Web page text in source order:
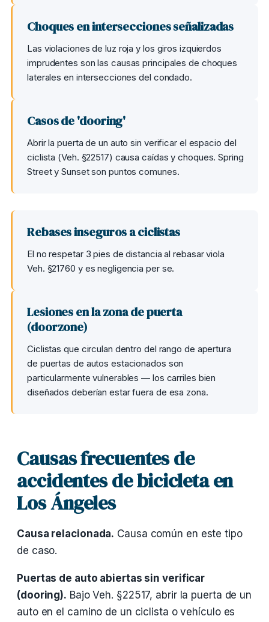
Choques en intersecciones señalizadas
Las violaciones de luz roja y los giros izquierdos
imprudentes son las causas principales de choques
laterales en intersecciones del condado.
Casos de 'dooring'
Abrir la puerta de un auto sin verificar el espacio del
ciclista (Veh. §22517) causa caídas y choques. Spring
Street y Sunset son puntos comunes.
Rebases inseguros a ciclistas
El no respetar 3 pies de distancia al rebasar viola
Veh. §21760 y es negligencia per se.
Lesiones en la zona de puerta
(doorzone)
Ciclistas que circulan dentro del rango de apertura
de puertas de autos estacionados son
particularmente vulnerables — los carriles bien
diseñados deberían estar fuera de esa zona.
Causas frecuentes de
accidentes de bicicleta en
Los Ángeles
Causa relacionada. Causa común en este tipo
de caso.
Puertas de auto abiertas sin verificar
(dooring). Bajo Veh. §22517, abrir la puerta de un
auto en el camino de un ciclista o vehículo es